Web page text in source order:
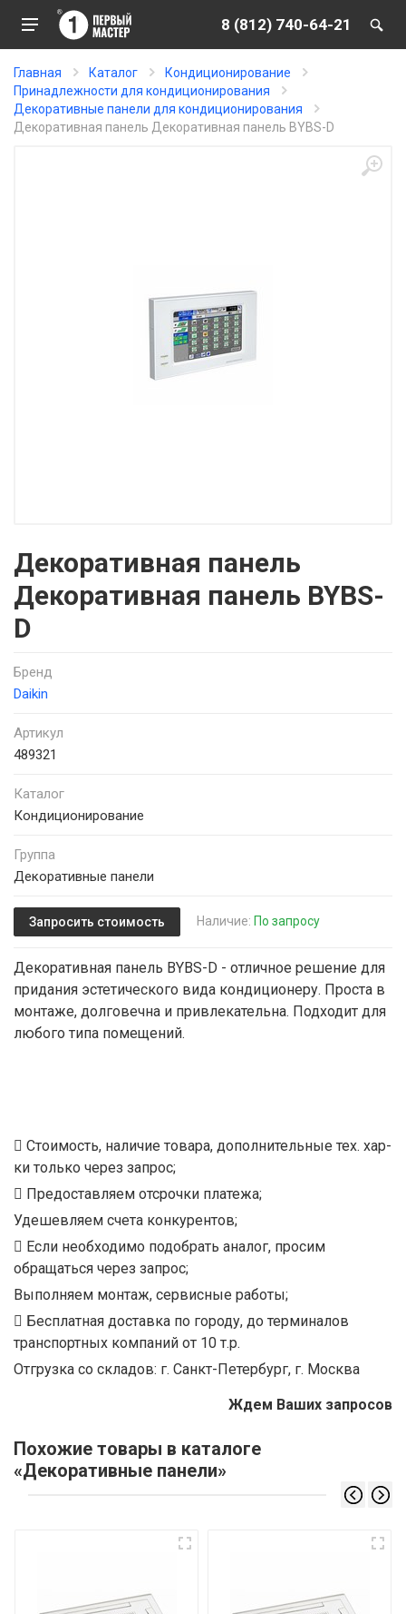
8 (812) 740-64-21
Главная Каталог
Кондиционирование
Принадлежности для кондиционирования
Декоративные панели для кондиционирования
Декоративная панель Декоративная панель BYBS-D
Декоративная панель
Декоративная панель BYBS-
D
Бренд
Daikin
Артикул
489321
Каталог
Кондиционирование
Группа
Декоративные панели
Запросить стоимость Наличие: По запросу
Декоративная панель BYBS-D - отличное решение для
придания эстетического вида кондиционеру. Проста в
монтаже, долговечна и привлекательна. Подходит для
любого типа помещений.
Стоимость, наличие товара, дополнительные тех. хар-
ки только через запрос;
Предоставляем отсрочки платежа;
Удешевляем счета конкурентов;
Если необходимо подобрать аналог, просим
обращаться через запрос;
Выполняем монтаж, сервисные работы;
Бесплатная доставка по городу, до терминалов
транспортных компаний от 10 т.р.
Отгрузка со складов: г. Санкт-Петербург, г. Москва
Ждем Ваших запросов
Похожие товары в каталоге
«Декоративные панели»